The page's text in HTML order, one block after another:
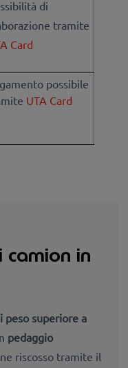
di
tramite
Card
possibile
UTA Card
camion in
peso superiore a
pedaggio
riscosso tramite il